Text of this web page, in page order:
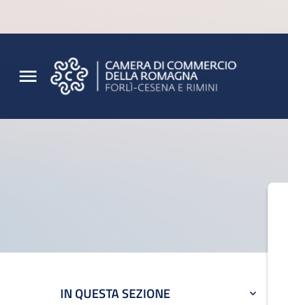
IN QUESTA SEZIONE